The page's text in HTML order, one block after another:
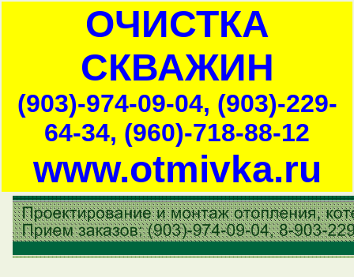
ОЧИСТКА
СКВАЖИН
(903)-974-09-04, (903)-229-
64-34, (960)-718-88-12
www.otmivka.ru